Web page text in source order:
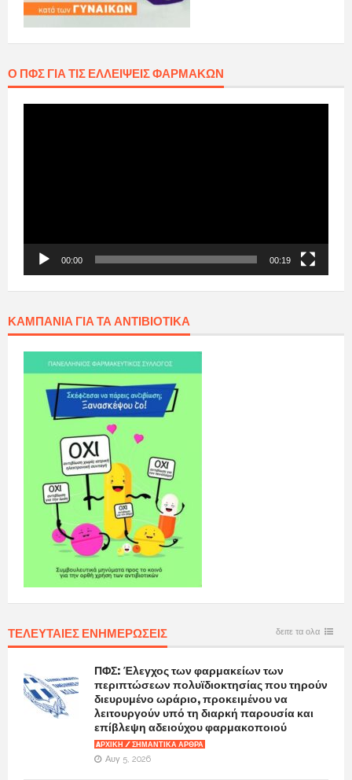
Ο ΠΦΣ ΓΙΑ ΤΙΣ ΕΛΛΕΊΨΕΙΣ ΦΑΡΜΆΚΩΝ
00:00 00:19
ΚΑΜΠΆΝΙΑ ΓΙΑ ΤΑ ΑΝΤΙΒΙΟΤΙΚΆ
ΤΕΛΕΥΤΑΙΕΣ ΕΝΗΜΕΡΩΣΕΙΣ δειτε τα ολα
ΠΦΣ: Έλεγχος των φαρμακείων των
περιπτώσεων πολυϊδιοκτησίας που τηρούν
διευρυμένο ωράριο, προκειμένου να
λειτουργούν υπό τη διαρκή παρουσία και
επίβλεψη αδειούχου φαρμακοποιού
AΡΧΙΚΉ / ΣΗΜΑΝΤΙΚΆ ΆΡΘΡΑ
Αυγ 5, 2026